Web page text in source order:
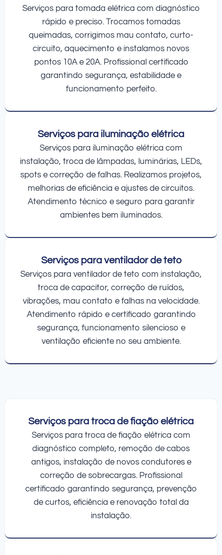
Serviços para tomada elétrica com diagnóstico
rápido e preciso. Trocamos tomadas
queimadas, corrigimos mau contato, curto-
circuito, aquecimento e instalamos novos
pontos 10A e 20A. Profissional certificado
garantindo segurança, estabilidade e
funcionamento perfeito.
Serviços para iluminação elétrica
Serviços para iluminação elétrica com
instalação, troca de lâmpadas, luminárias, LEDs,
spots e correção de falhas. Realizamos projetos,
melhorias de eficiência e ajustes de circuitos.
Atendimento técnico e seguro para garantir
ambientes bem iluminados.
Serviços para ventilador de teto
Serviços para ventilador de teto com instalação,
troca de capacitor, correção de ruídos,
vibrações, mau contato e falhas na velocidade.
Atendimento rápido e certificado garantindo
segurança, funcionamento silencioso e
ventilação eficiente no seu ambiente.
Serviços para troca de fiação elétrica
Serviços para troca de fiação elétrica com
diagnóstico completo, remoção de cabos
antigos, instalação de novos condutores e
correção de sobrecargas. Profissional
certificado garantindo segurança, prevenção
de curtos, eficiência e renovação total da
instalação.